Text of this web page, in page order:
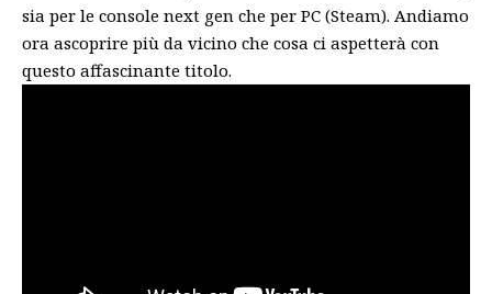
sia per le console next gen che per PC (Steam). Andiamo
ora ascoprire più da vicino che cosa ci aspetterà con
questo affascinante titolo.